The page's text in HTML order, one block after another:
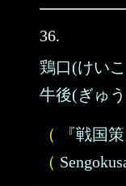
36.
鶏口(けい
牛後(ぎゅ
（ 『戦国策
（